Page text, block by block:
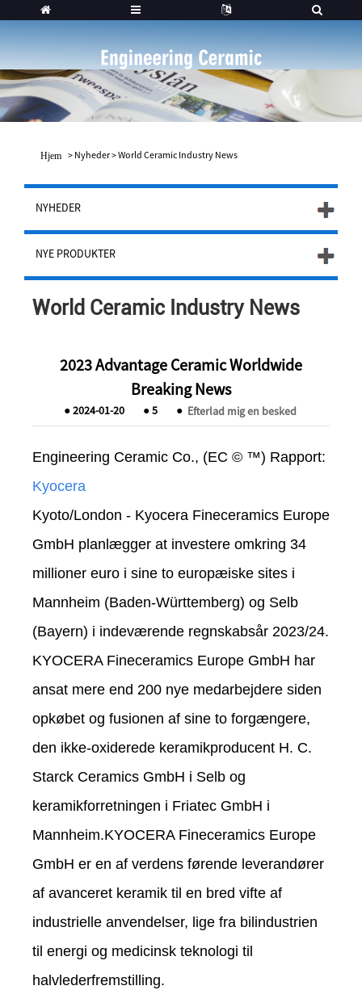
Hjem > Nyheder>World Ceramic Industry News
NYHEDER
NYE PRODUKTER
World Ceramic Industry News
2023 Advantage Ceramic Worldwide
Breaking News
●2024-01-20 ●5 ● Efterlad mig en besked
Engineering Ceramic Co., (EC © ™) Rapport:
Kyocera
Kyoto/London - Kyocera Fineceramics Europe
GmbH planlægger at investere omkring 34
millioner euro i sine to europæiske sites i
Mannheim (Baden-Württemberg) og Selb
(Bayern) i indeværende regnskabsår 2023/24.
KYOCERA Fineceramics Europe GmbH har
ansat mere end 200 nye medarbejdere siden
opkøbet og fusionen af ​​sine to forgængere,
den ikke-oxiderede keramikproducent H. C.
Starck Ceramics GmbH i Selb og
keramikforretningen i Friatec GmbH i
Mannheim.KYOCERA Fineceramics Europe
GmbH er en af verdens førende leverandører
af avanceret keramik til en bred vifte af
industrielle anvendelser, lige fra bilindustrien
til energi og medicinsk teknologi til
halvlederfremstilling.